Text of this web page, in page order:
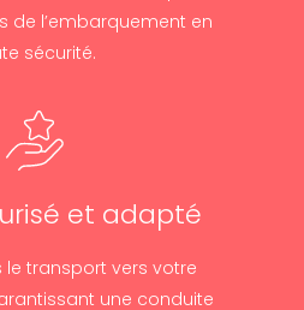
de l’embarquement en
sécurité.
et adapté
le transport vers votre
une conduite